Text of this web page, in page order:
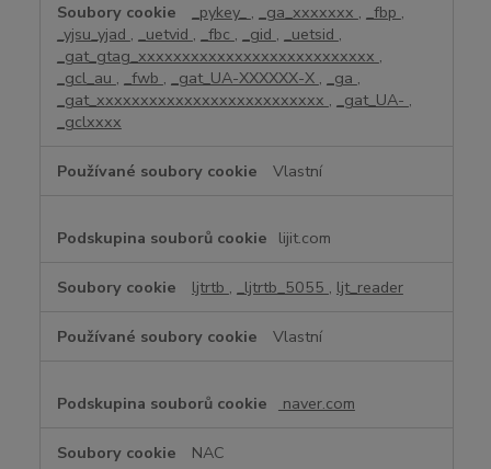
_pykey_ , _ga_xxxxxxx , _fbp ,
_yjsu_yjad , _uetvid , _fbc , _gid , _uetsid ,
_gat_gtag_xxxxxxxxxxxxxxxxxxxxxxxxxxx ,
_gcl_au , _fwb , _gat_UA-XXXXXX-X , _ga ,
_gat_xxxxxxxxxxxxxxxxxxxxxxxxxx , _gat_UA- ,
_gclxxxx
Vlastní
lijit.com
ljtrtb , _ljtrtb_5055 , ljt_reader
Vlastní
naver.com
NAC